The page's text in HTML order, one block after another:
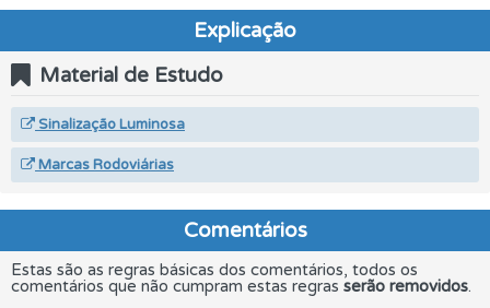
Explicação
Material de Estudo
Sinalização Luminosa
Marcas Rodoviárias
Comentários
Estas são as regras básicas dos comentários, todos os
comentários que não cumpram estas regras serão removidos.